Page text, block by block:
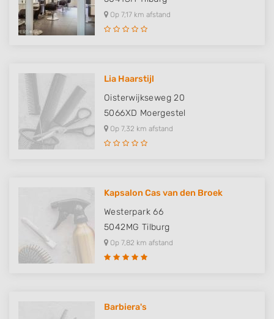
Op 7,17 km afstand
Lia Haarstijl
Oisterwijkseweg 20
5066XD Moergestel
Op 7,32 km afstand
Kapsalon Cas van den Broek
Westerpark 66
5042MG Tilburg
Op 7,82 km afstand
Barbiera's